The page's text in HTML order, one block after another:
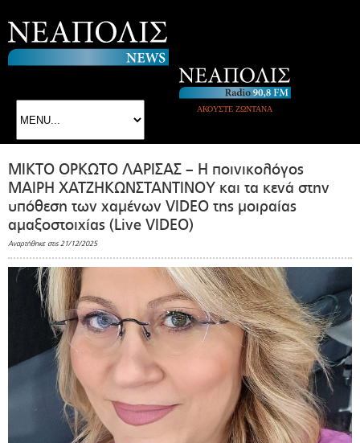
ΑΚΟΥΣΤΕ ΖΩΝΤΑΝΑ
ΜΙΚΤΟ ΟΡΚΩΤΟ ΛΑΡΙΣΑΣ – Η ποινικολόγος
ΜΑΙΡΗ ΧΑΤΖΗΚΩΝΣΤΑΝΤΙΝΟΥ και τα κενά στην
υπόθεση των χαμένων VIDEO της μοιραίας
αμαξοστοιχίας (Live VIDEO)
Αναρτήθηκε στις 21/12/2025